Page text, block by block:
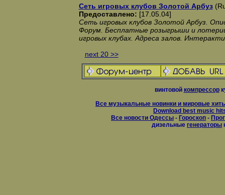
Сеть игровых клубов Золотой Арбуз
Предоставлено: [17.05.04]
Сеть игровых клубов Золотой Арбуз.
Форум. Бесплатные розыгрыши и
игровых клубах. Адреса залов.
next 20 >>
винтовой компрессор
Все музыкальные новинки и мировые
Download best music
Все новости Одессы - Гороскоп -
дизельные генераторы